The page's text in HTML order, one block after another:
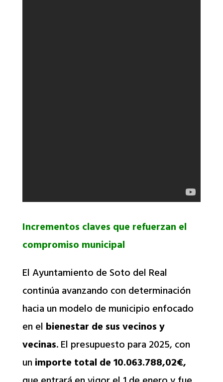
Incrementos claves que refuerzan el
compromiso municipal
El Ayuntamiento de Soto del Real
continúa avanzando con determinación
hacia un modelo de municipio enfocado
en el bienestar de sus vecinos y
vecinas. El presupuesto para 2025, con
un importe total de 10.063.788,02€,